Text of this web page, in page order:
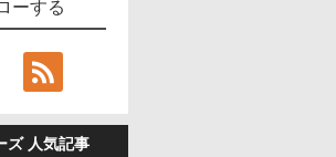
ーする
ズ 人気記事